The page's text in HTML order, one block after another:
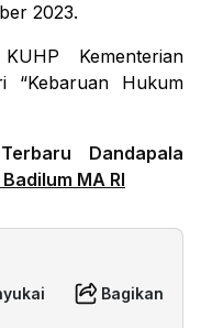
2023.
Kementerian
“Kebaruan Hukum
Dandapala
MA RI
Bagikan